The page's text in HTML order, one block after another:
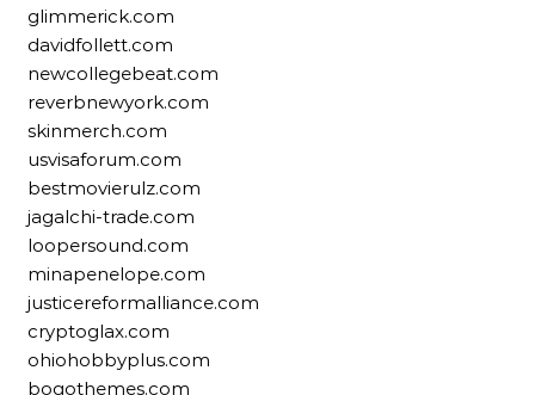
glimmerick.com
davidfollett.com
newcollegebeat.com
reverbnewyork.com
skinmerch.com
usvisaforum.com
bestmovierulz.com
jagalchi-trade.com
loopersound.com
minapenelope.com
justicereformalliance.com
cryptoglax.com
ohiohobbyplus.com
bogothemes.com